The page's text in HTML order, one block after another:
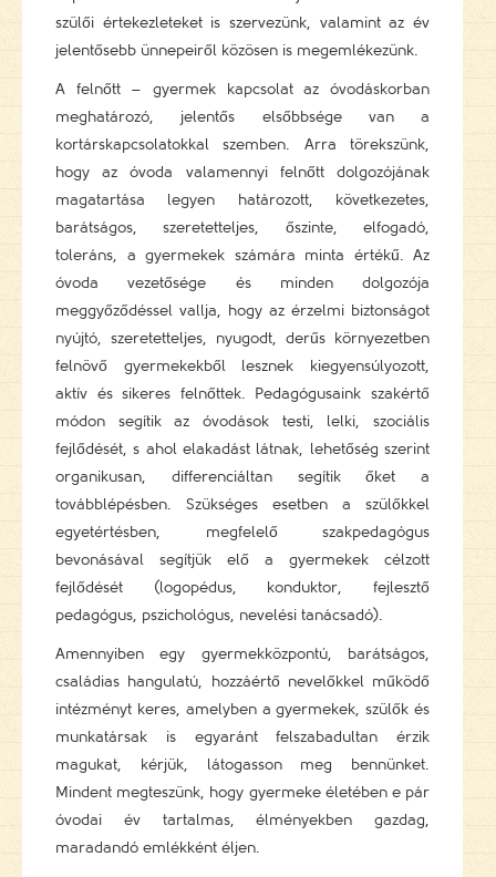
szülői értekezleteket is szervezünk, valamint az év
jelentősebb ünnepeiről közösen is megemlékezünk.
A felnőtt – gyermek kapcsolat az óvodáskorban
meghatározó, jelentős elsőbbsége van a
kortárskapcsolatokkal szemben. Arra törekszünk,
hogy az óvoda valamennyi felnőtt dolgozójának
magatartása legyen határozott, következetes,
barátságos, szeretetteljes, őszinte, elfogadó,
toleráns, a gyermekek számára minta értékű. Az
óvoda vezetősége és minden dolgozója
meggyőződéssel vallja, hogy az érzelmi biztonságot
nyújtó, szeretetteljes, nyugodt, derűs környezetben
felnövő gyermekekből lesznek kiegyensúlyozott,
aktív és sikeres felnőttek. Pedagógusaink szakértő
módon segítik az óvodások testi, lelki, szociális
fejlődését, s ahol elakadást látnak, lehetőség szerint
organikusan, differenciáltan segítik őket a
továbblépésben. Szükséges esetben a szülőkkel
egyetértésben, megfelelő szakpedagógus
bevonásával segítjük elő a gyermekek célzott
fejlődését (logopédus, konduktor, fejlesztő
pedagógus, pszichológus, nevelési tanácsadó).
Amennyiben egy gyermekközpontú, barátságos,
családias hangulatú, hozzáértő nevelőkkel működő
intézményt keres, amelyben a gyermekek, szülők és
munkatársak is egyaránt felszabadultan érzik
magukat, kérjük, látogasson meg bennünket.
Mindent megteszünk, hogy gyermeke életében e pár
óvodai év tartalmas, élményekben gazdag,
maradandó emlékként éljen.